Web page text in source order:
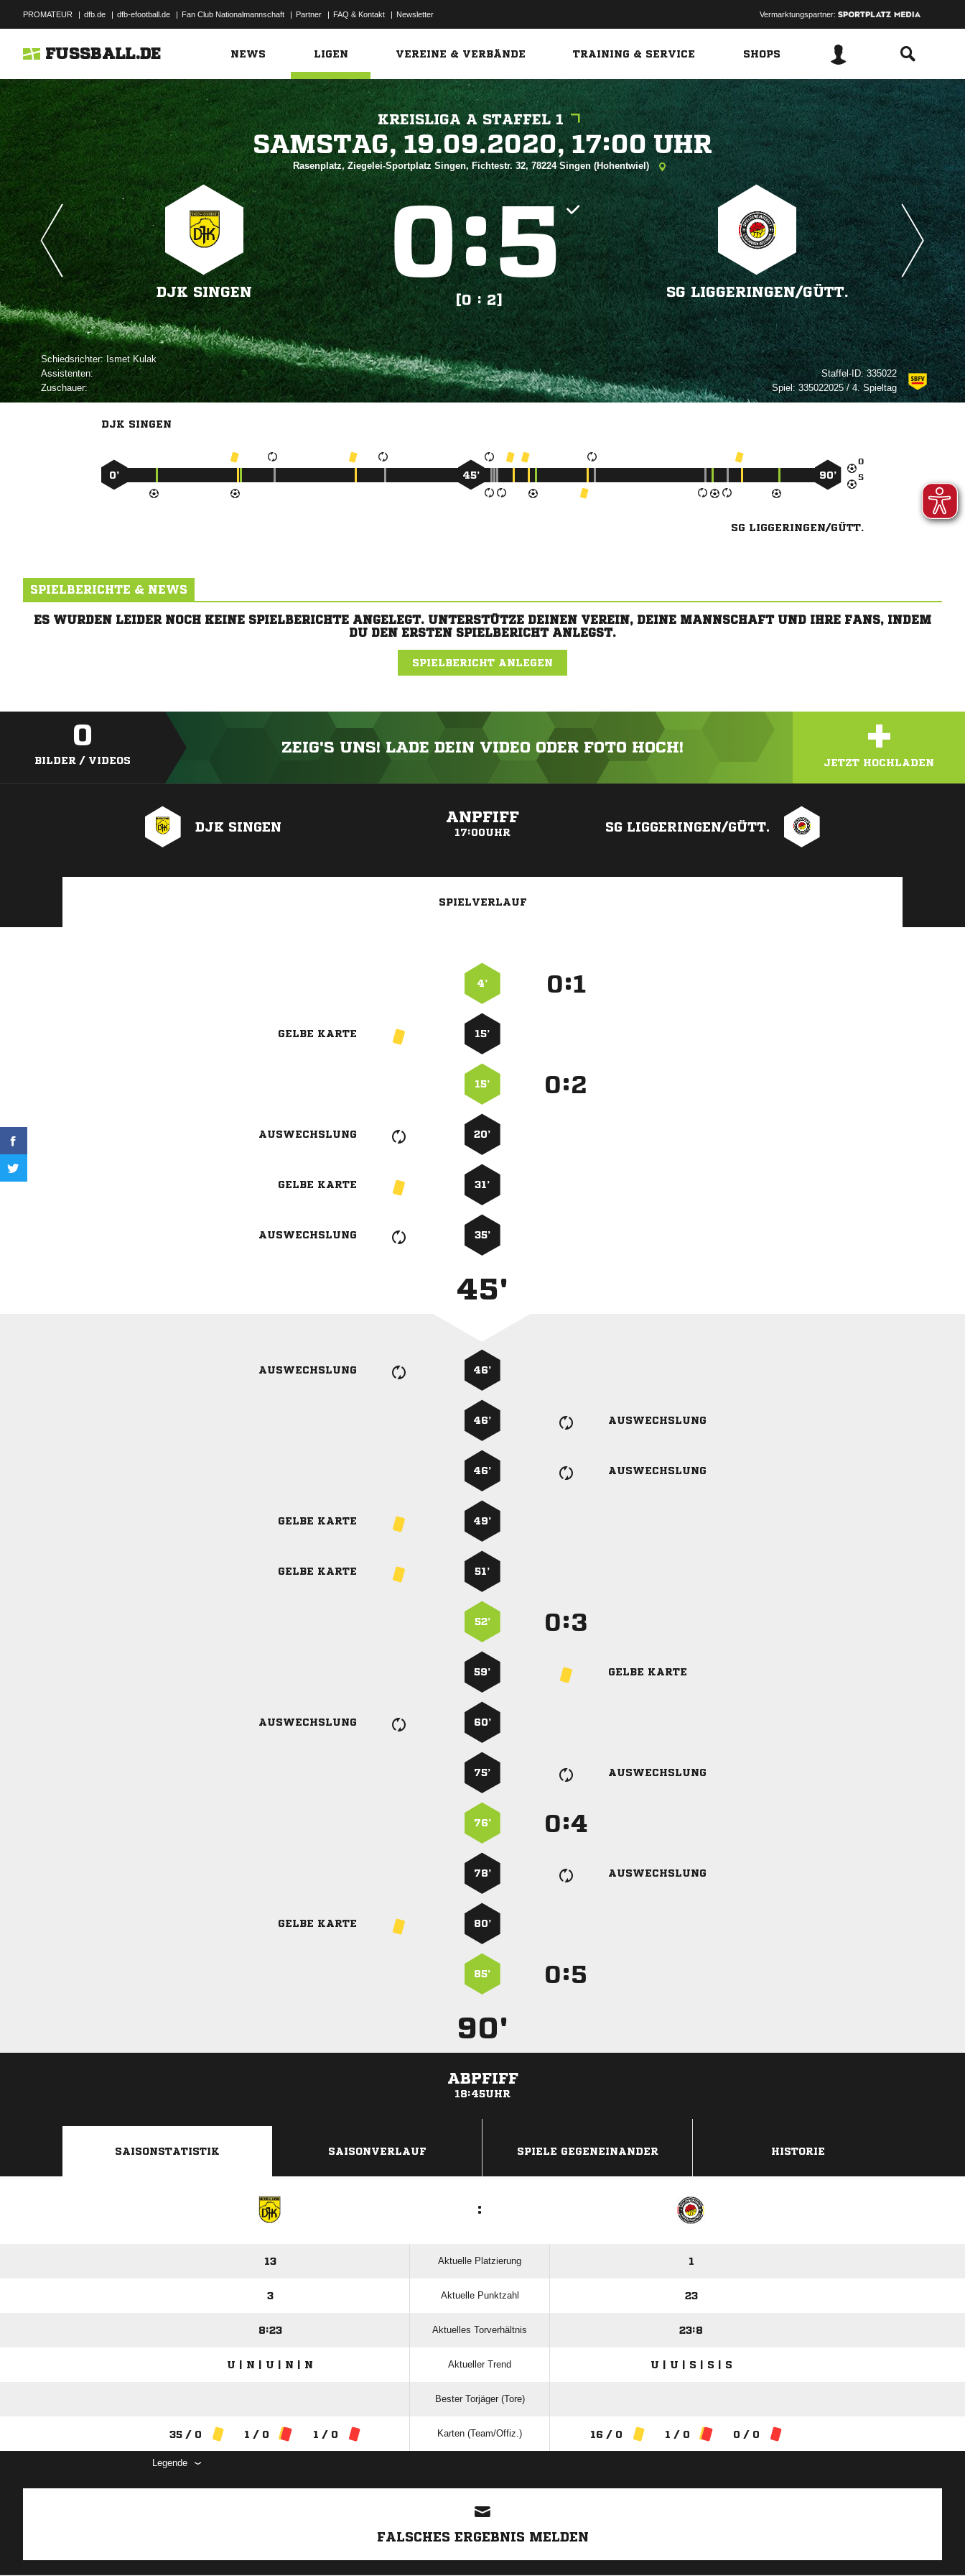
PROMATEUR | dfb.de | dfb-efootball.de | Fan Club Nationalmannschaft | Partner | FAQ & Kontakt | Newsletter Vermarktungspartner:
FUSSBALL.DE NEWS LIGEN VEREINE & VERBÄNDE TRAINING & SERVICE SHOPS
KREISLIGA A STAFFEL 1
   
Rasenplatz, Ziegelei-Sportplatz Singen, Fichtestr. 32, 78224 Singen (Hohentwiel)
DJK SINGEN
:
[0 : 2]
SG LIGGERINGEN/​GÜTT.
Schiedsrichter: 
Assistenten:
Zuschauer:
Staffel-ID:335022
Spiel:335022025 / 4. Spieltag
DJK SINGEN


0’ 45’ 90’
SG LIGGERINGEN/GÜTT.
SPIELBERICHTE & NEWS
ES WURDEN LEIDER NOCH KEINE SPIELBERICHTE ANGELEGT. UNTERSTÜTZE DEINEN VEREIN, DEINE MANNSCHAFT UND IHRE FANS, INDEM
DU DEN ERSTEN SPIELBERICHT ANLEGST.
SPIELBERICHT ANLEGEN
0
BILDER / VIDEOS
ZEIG'S UNS! LADE DEIN VIDEO ODER FOTO HOCH! +
JETZT HOCHLADEN
DJK SINGEN
ANPFIFF
17:00UHR SG LIGGERINGEN/GÜTT.
SPIELVERLAUF
4’ :
GELBE KARTE 15’
15’ :
AUSWECHSLUNG 20’
GELBE KARTE 31’
AUSWECHSLUNG 35’
45'
AUSWECHSLUNG 46’
46’ AUSWECHSLUNG
46’ AUSWECHSLUNG
GELBE KARTE 49’
GELBE KARTE 51’
52’ :
59’ GELBE KARTE
AUSWECHSLUNG 60’
75’ AUSWECHSLUNG
76’ :
78’ AUSWECHSLUNG
GELBE KARTE 80’
85’ :
90'
ABPFIFF
18:45UHR
SAISONSTATISTIK SAISONVERLAUF SPIELE GEGENEINANDER HISTORIE
:
13 Aktuelle Platzierung 1
3 Aktuelle Punktzahl 23
8:23 Aktuelles Torverhältnis 23:8
U | N | U | N | N Aktueller Trend U | U | S | S | S
Bester Torjäger (Tore)
35 / 0 1 / 0 1 / 0 Karten (Team/Offiz.) 16 / 0 1 / 0 0 / 0
Legende
FALSCHES ERGEBNIS MELDEN